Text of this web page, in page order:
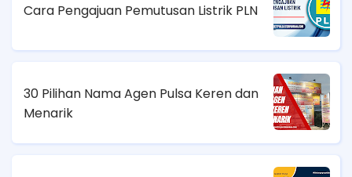
Cara Pengajuan Pemutusan Listrik PLN
30 Pilihan Nama Agen Pulsa Keren dan
Menarik